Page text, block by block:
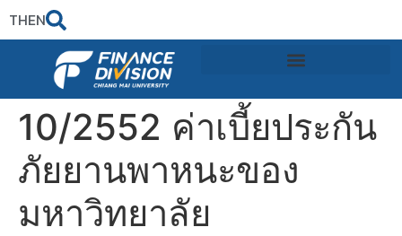
THEN
10/2552 ค่าเบี้ยประกัน
ภัยยานพาหนะของ
มหาวิทยาลัย